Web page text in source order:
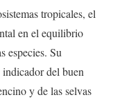
tropicales, el
en el equilibrio
especies. Su
indicador del buen
y de las selvas